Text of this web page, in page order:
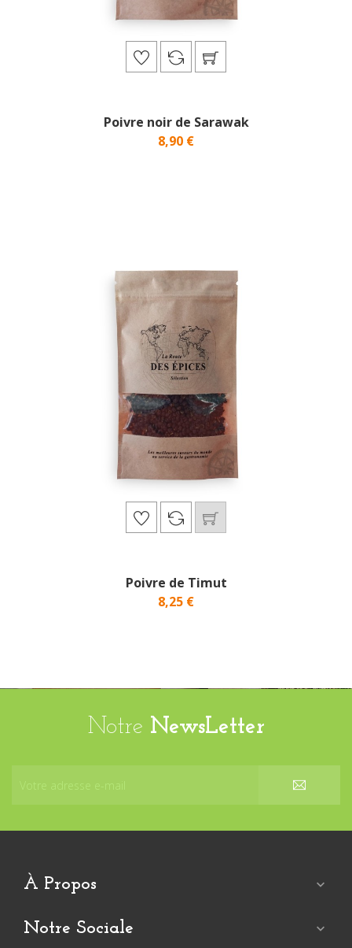
Poivre noir de Sarawak
8,90 €
Poivre de Timut
8,25 €
Notre NewsLetter
À Propos 
Notre Sociale 